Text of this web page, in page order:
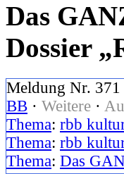
Das
Dossier
Meldung Nr. 371 |
BB · Weitere ·
Thema: rbb
Thema: rbb
Thema: Das